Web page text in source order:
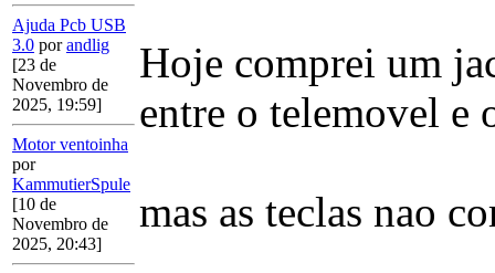
Ajuda Pcb USB
3.0 porandlig
[23 de
Novembro de
2025, 19:59]
Motor ventoinha
por
KammutierSpule
[10 de
Novembro de
2025, 20:43]
Hoje comprei um
entre o telemovel e
mas as teclas nao